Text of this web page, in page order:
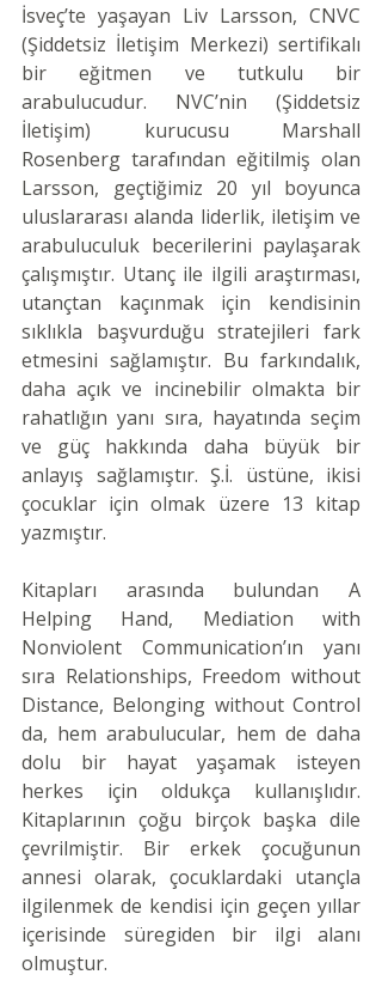
İsveç’te yaşayan Liv Larsson, CNVC
(Şiddetsiz İletişim Merkezi) sertifikalı
bir eğitmen ve tutkulu bir
arabulucudur. NVC’nin (Şiddetsiz
İletişim) kurucusu Marshall
Rosenberg tarafından eğitilmiş olan
Larsson, geçtiğimiz 20 yıl boyunca
uluslararası alanda liderlik, iletişim ve
arabuluculuk becerilerini paylaşarak
çalışmıştır. Utanç ile ilgili araştırması,
utançtan kaçınmak için kendisinin
sıklıkla başvurduğu stratejileri fark
etmesini sağlamıştır. Bu farkındalık,
daha açık ve incinebilir olmakta bir
rahatlığın yanı sıra, hayatında seçim
ve güç hakkında daha büyük bir
anlayış sağlamıştır. Ş.İ. üstüne, ikisi
çocuklar için olmak üzere 13 kitap
yazmıştır.
Kitapları arasında bulundan A
Helping Hand, Mediation with
Nonviolent Communication’ın yanı
sıra Relationships, Freedom without
Distance, Belonging without Control
da, hem arabulucular, hem de daha
dolu bir hayat yaşamak isteyen
herkes için oldukça kullanışlıdır.
Kitaplarının çoğu birçok başka dile
çevrilmiştir. Bir erkek çocuğunun
annesi olarak, çocuklardaki utançla
ilgilenmek de kendisi için geçen yıllar
içerisinde süregiden bir ilgi alanı
olmuştur.